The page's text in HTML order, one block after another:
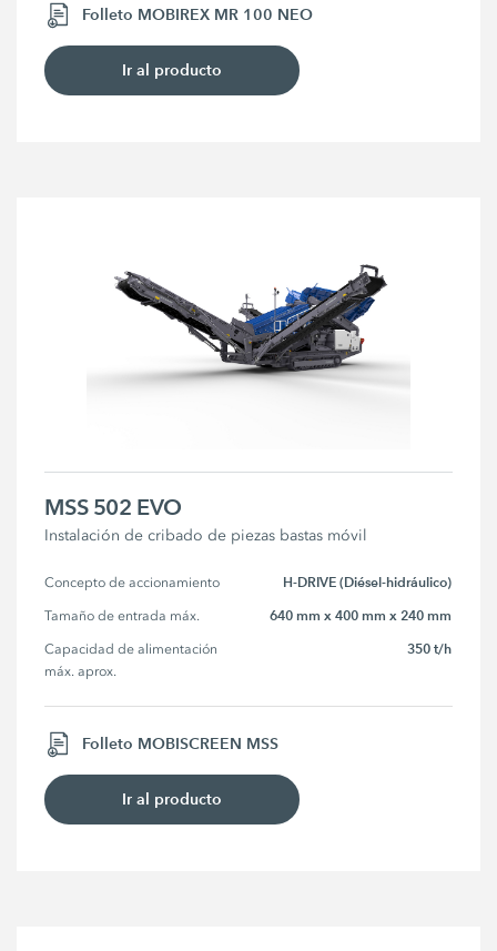
Folleto MOBIREX MR 100 NEO
Ir al producto
MSS 502 EVO
Instalación de cribado de piezas bastas móvil
Concepto de accionamiento H-DRIVE (Diésel-hidráulico)
Tamaño de entrada máx. 640 mm x 400 mm x 240 mm
Capacidad de alimentación
máx. aprox.
350 t/h
Folleto MOBISCREEN MSS
Ir al producto